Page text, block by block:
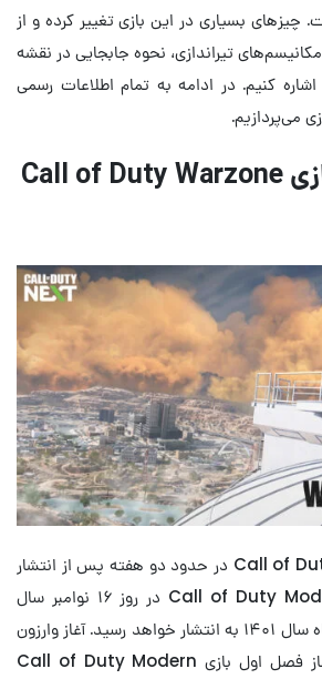
چیزهای بسیاری در این بازی تغییر کرده و از
تیراندازی، نحوه جابجایی در نقشه
کنیم. در ادامه به تمام اطلاعات رسمی
می‌پردازیم.
تاریخ انتشار بازی Call of Duty Warzone
بازی Call of Duty Warzone 2.0 در حدود دو هفته پس از انتشار
بازی Call of Duty Modern Warfare 2 در روز ۱۶ نوامبر سال
۲۰۲۲، برابر با ۲۵ آبان ماه سال ۱۴۰۱ به انتشار خواهد رسید. آغاز وارزون
۲.۰ دقیقا همزمان با آغاز فصل اول بازی Call of Duty Modern